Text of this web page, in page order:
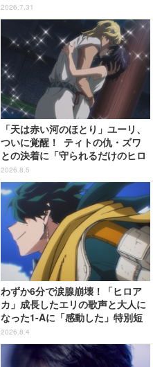
報映像が公開！加藤直之新規描き
下ろし特製スリーブのBlu-ray＆D
VD情報も
2026.7.31
「天は赤い河のほとり」ユーリ、
ついに覚醒！ ティトの仇・ズワ
との決着に「守られるだけのヒロ
インじゃなくなった」【第5話ネ
タバレあり反応まとめ】
2026.8.5
わずか6分で涙腺崩壊！「ヒロア
カ」成長したエリの歌声と大人に
なった1-Aに「感動した」特別短
編「I am a hero too」【ネタバ
レあり反応まとめ】
2026.8.4